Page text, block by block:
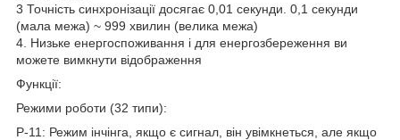
3 Точність синхронізації досягає 0,01 секунди. 0,1 секунди
(мала межа) ~ 999 хвилин (велика межа)
4. Низьке енергоспоживання і для енергозбереження ви
можете вимкнути відображення
Функції:
Режими роботи (32 типи):
P-11: Режим інчінга, якщо є сигнал, він увімкнеться, але якщо